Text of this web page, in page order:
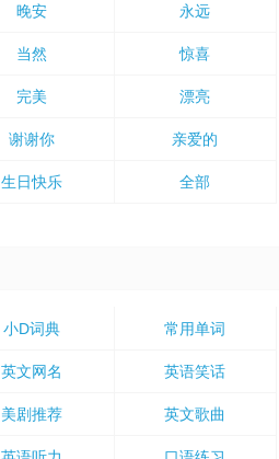
晚安 永远
当然 惊喜
完美 漂亮
谢谢你 亲爱的
生日快乐 全部
小D词典 常用单词
英文网名 英语笑话
美剧推荐 英文歌曲